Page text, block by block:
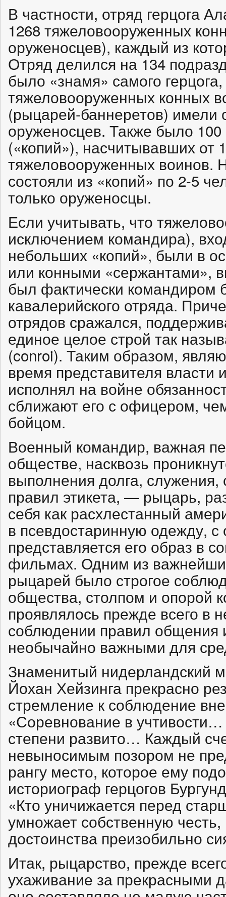
В частности, отряд герцога
1268 тяжеловооруженных
оруженосцев), каждый из
Отряд делился на 134
было «знамя» самого
тяжеловооруженных конных
(рыцарей-баннеретов) имели
оруженосцев. Также было
(«копий»), насчитывавших от
тяжеловооруженных воинов.
состояли из «копий» по 2-5
только оруженосцы.
Если учитывать, что
исключением командира),
небольших «копий», были в
или конными «сержантами»,
был фактически командиром
кавалерийского отряда.
отрядов сражался,
единое целое строй так
(conroi). Таким образом,
время представителя
исполнял на войне
сближают его с офицером,
бойцом.
Военный командир, важная
обществе, насквозь
выполнения долга, служения,
правил этикета, — рыцарь,
себя как расхлестанный
в псевдостаринную одежду,
представляется его образ в
фильмах. Одним из
рыцарей было строгое
общества, столпом и опорой
проявлялось прежде всего в
соблюдении правил общения
необычайно важными для
Знаменитый нидерландский
Йохан Хейзинга прекрасно
стремление к соблюдение
«Соревнование в
степени развито… Каждый
невыносимым позором не
рангу место, которое ему
историограф герцогов
«Кто уничижается перед
умножает собственную
достоинства преизобильно
Итак, рыцарство, прежде
ухаживание за прекрасными